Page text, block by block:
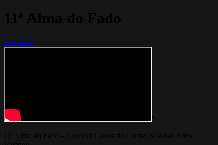
live show